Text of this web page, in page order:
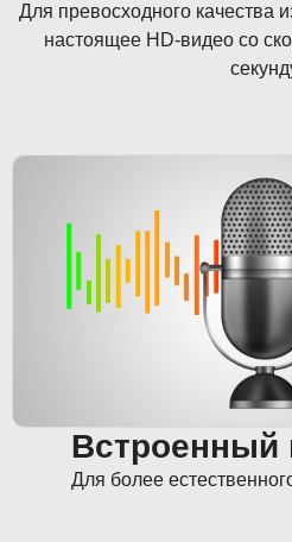
Для превосходного качества
настоящее HD-видео со
Встроенный
Для более